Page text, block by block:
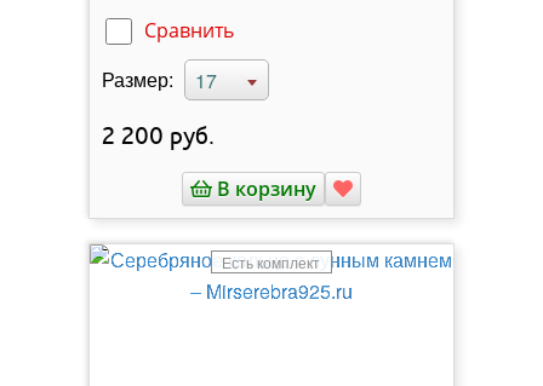
Сравнить
Размер: 17
2 200 руб.
В корзину
Есть комплект